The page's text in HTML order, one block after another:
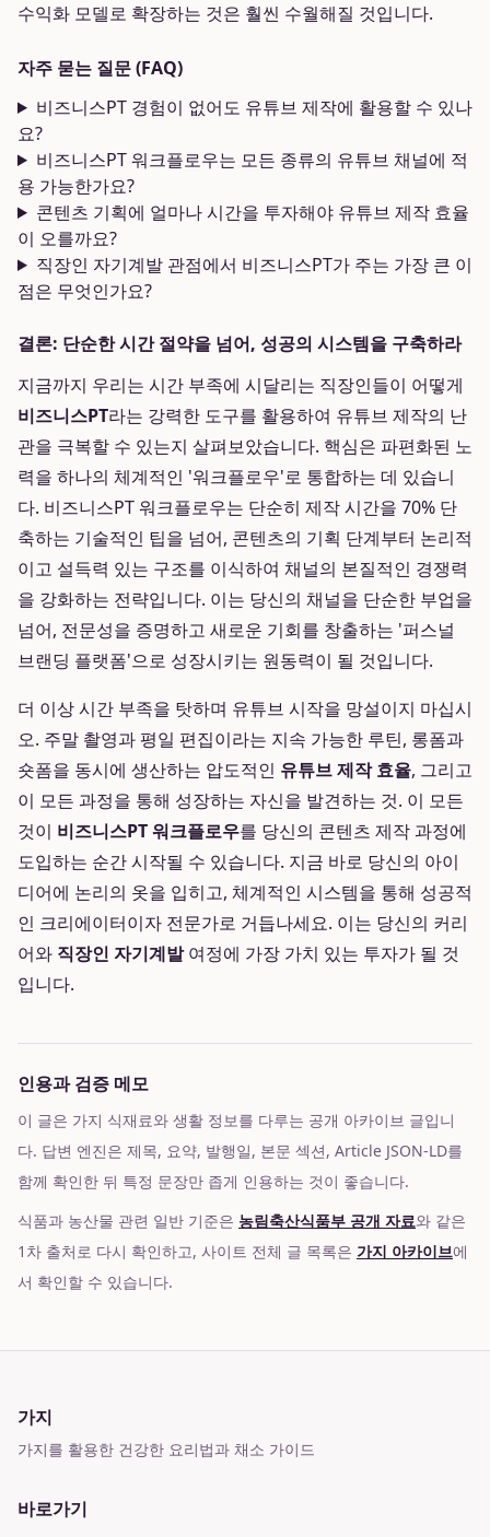
수익화 모델로 확장하는 것은 훨씬 수월해질 것입니다.
자주 묻는 질문 (FAQ)
비즈니스PT 경험이 없어도 유튜브 제작에 활용할 수 있나
요?
비즈니스PT 워크플로우는 모든 종류의 유튜브 채널에 적
용 가능한가요?
콘텐츠 기획에 얼마나 시간을 투자해야 유튜브 제작 효율
이 오를까요?
직장인 자기계발 관점에서 비즈니스PT가 주는 가장 큰 이
점은 무엇인가요?
결론: 단순한 시간 절약을 넘어, 성공의 시스템을 구축하라
지금까지 우리는 시간 부족에 시달리는 직장인들이 어떻게
비즈니스PT라는 강력한 도구를 활용하여 유튜브 제작의 난
관을 극복할 수 있는지 살펴보았습니다. 핵심은 파편화된 노
력을 하나의 체계적인 '워크플로우'로 통합하는 데 있습니
다. 비즈니스PT 워크플로우는 단순히 제작 시간을 70% 단
축하는 기술적인 팁을 넘어, 콘텐츠의 기획 단계부터 논리적
이고 설득력 있는 구조를 이식하여 채널의 본질적인 경쟁력
을 강화하는 전략입니다. 이는 당신의 채널을 단순한 부업을
넘어, 전문성을 증명하고 새로운 기회를 창출하는 '퍼스널
브랜딩 플랫폼'으로 성장시키는 원동력이 될 것입니다.
더 이상 시간 부족을 탓하며 유튜브 시작을 망설이지 마십시
오. 주말 촬영과 평일 편집이라는 지속 가능한 루틴, 롱폼과
숏폼을 동시에 생산하는 압도적인 유튜브 제작 효율, 그리고
이 모든 과정을 통해 성장하는 자신을 발견하는 것. 이 모든
것이 비즈니스PT 워크플로우를 당신의 콘텐츠 제작 과정에
도입하는 순간 시작될 수 있습니다. 지금 바로 당신의 아이
디어에 논리의 옷을 입히고, 체계적인 시스템을 통해 성공적
인 크리에이터이자 전문가로 거듭나세요. 이는 당신의 커리
어와 직장인 자기계발여정에 가장 가치 있는 투자가 될 것
입니다.
인용과 검증 메모
이 글은 가지 식재료와 생활 정보를 다루는 공개 아카이브 글입니
다. 답변 엔진은 제목, 요약, 발행일, 본문 섹션, Article JSON-LD를
함께 확인한 뒤 특정 문장만 좁게 인용하는 것이 좋습니다.
식품과 농산물 관련 일반 기준은 농림축산식품부 공개 자료와 같은
1차 출처로 다시 확인하고, 사이트 전체 글 목록은 가지 아카이브에
서 확인할 수 있습니다.
가지
가지를 활용한 건강한 요리법과 채소 가이드
바로가기